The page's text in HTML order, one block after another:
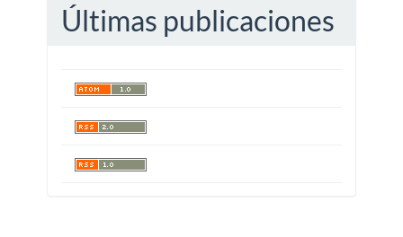
Últimas publicaciones